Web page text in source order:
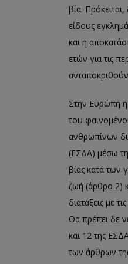
βία.
είδους
και η
ετών για τις
Στην Ευρώπη η
του
ανθρωπίνων
(ΕΣΔΑ) μέσω
βίας κατά των
ζωή (άρθρο 2)
διατάξεις με
Θα πρέπει δε
και 12 της
των άρθρων